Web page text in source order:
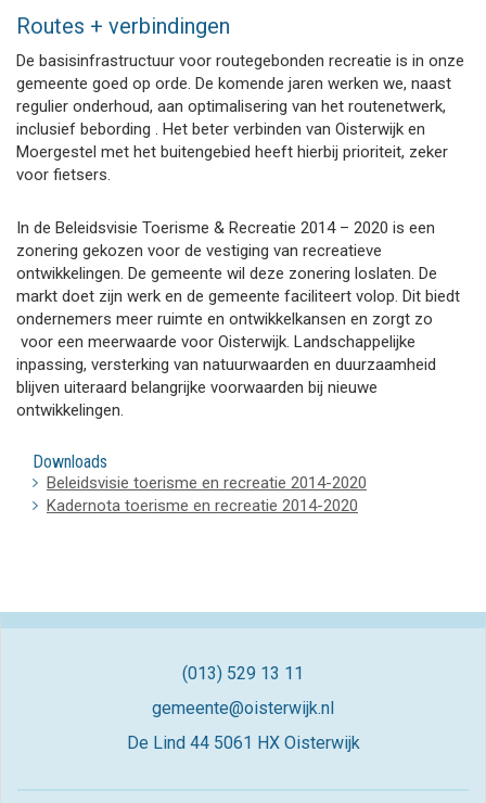
Routes + verbindingen
De basisinfrastructuur voor routegebonden recreatie is in onze
gemeente goed op orde. De komende jaren werken we, naast
regulier onderhoud, aan optimalisering van het routenetwerk,
inclusief bebording . Het beter verbinden van Oisterwijk en
Moergestel met het buitengebied heeft hierbij prioriteit, zeker
voor fietsers.
In de Beleidsvisie Toerisme & Recreatie 2014 – 2020 is een
zonering gekozen voor de vestiging van recreatieve
ontwikkelingen. De gemeente wil deze zonering loslaten. De
markt doet zijn werk en de gemeente faciliteert volop. Dit biedt
ondernemers meer ruimte en ontwikkelkansen en zorgt zo
voor een meerwaarde voor Oisterwijk. Landschappelijke
inpassing, versterking van natuurwaarden en duurzaamheid
blijven uiteraard belangrijke voorwaarden bij nieuwe
ontwikkelingen.
Downloads
Beleidsvisie toerisme en recreatie 2014-2020
Kadernota toerisme en recreatie 2014-2020
(013) 529 13 11
gemeente@oisterwijk.nl
De Lind 44 5061 HX Oisterwijk